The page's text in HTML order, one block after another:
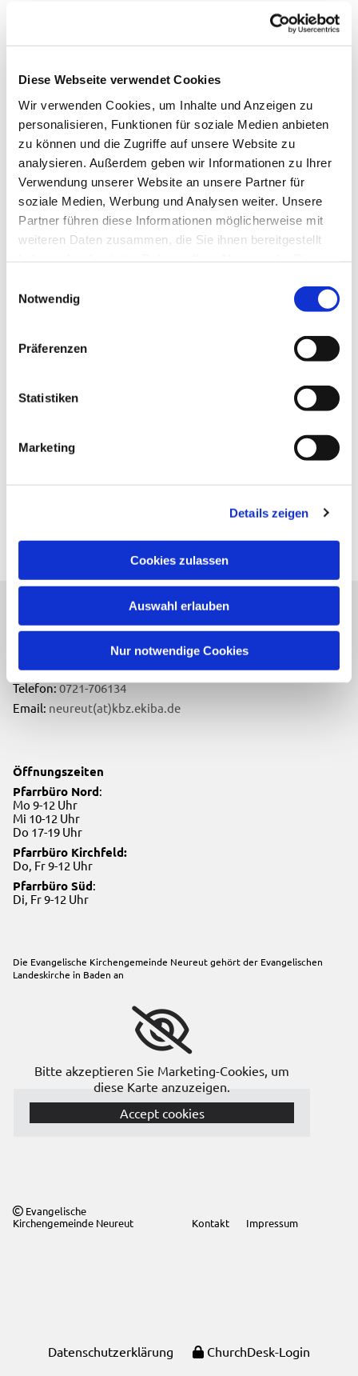
Diese Webseite verwendet Cookies
Wir verwenden Cookies, um Inhalte und Anzeigen zu
personalisieren, Funktionen für soziale Medien anbieten
zu können und die Zugriffe auf unsere Website zu
analysieren. Außerdem geben wir Informationen zu Ihrer
Verwendung unserer Website an unsere Partner für
soziale Medien, Werbung und Analysen weiter. Unsere
Partner führen diese Informationen möglicherweise mit
weiteren Daten zusammen, die Sie ihnen bereitgestellt
Notwendig
Präferenzen
Statistiken
Marketing
Details zeigen
Cookies zulassen
Auswahl erlauben
Nur notwendige Cookies
Dies könnte Sie auch interessieren
Evangelische Kirchengemeinde Neureut
Neureuter Hauptstraße 260
76149 Karlsruhe
Telefon:0721-706134
Email: neureut(at)kbz.ekiba.de
Öffnungszeiten
Pfarrbüro Nord:
Mo 9-12 Uhr
Mi 10-12 Uhr
Do 17-19 Uhr
Pfarrbüro Kirchfeld:
Do, Fr 9-12 Uhr
Pfarrbüro Süd:
Di, Fr 9-12 Uhr
Die Evangelische Kirchengemeinde Neureut gehört der Evangelischen
Landeskirche in Baden an
Bitte akzeptieren Sie Marketing-Cookies, um
diese Karte anzuzeigen.
Accept cookies
 Evangelische
Kirchengemeinde Neureut
Kontakt Impressum
Datenschutzerklärung ChurchDesk-Login